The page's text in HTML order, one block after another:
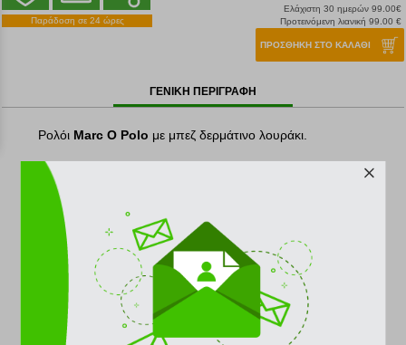
Παράδοση σε 24 ώρες
Ελάχιστη 30 ημερών 99.00€
Προτεινόμενη λιανική 99.00 €
ΠΡΟΣΘΗΚΗ ΣΤΟ ΚΑΛΑΘΙ
ΓΕΝΙΚΗ ΠΕΡΙΓΡΑΦΗ
Ρολόι Marc O Polo με μπεζ δερμάτινο λουράκι.
Μηχανισμός
Κρύσταλλο
Καντράν
: Μπεζ με ασημί δείκτες
Μπρασελέ : Μπεζ δερμάτινο λουράκι
Διάμετρος: mm
Αδιάβροχο
: 3Atm (30 μέτρα)
Πλαίσιο
: Χάλυβας αρίστης ποιότητας
Πρόσθετα χαρακτηριστικά
:Ώρα, Λεπτά
Εγγύηση 2 έτη της επίσημης αντιπροσωπείας Marc O